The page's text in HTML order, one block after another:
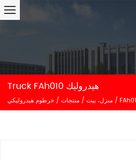
Truck FAh010 هيدروليك
منزل، بيت / منتجات / خرطوم هيدروليكي /